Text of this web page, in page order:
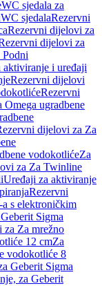
WC sjedala za
WC sjedalaRezervni
Rezervni dijelovi za
dijelovi za
aktiviranje i uređaji
Rezervni dijelovi
Rezervni
Omega ugradbene
dijelovi za Za
vodokotlićeZa
za Za Twinline
Uređaji za aktiviranje
Rezervni
s elektroničkim
Sigma
Za mrežno
12 cmZa
vodokotliće 8
Geberit Sigma
za Geberit